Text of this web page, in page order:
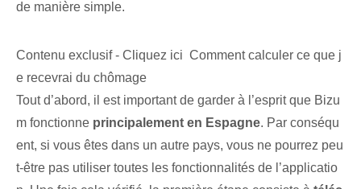
de manière simple.
Contenu exclusif - Cliquez ici Comment calculer ce que j
e recevrai du chômage
Tout d’abord, il est important de garder à l’esprit que Bizu
m fonctionne principalement en Espagne. Par conséqu
ent, si vous êtes dans un autre pays, vous ne pourrez peu
t-être pas utiliser toutes les fonctionnalités de l’applicatio